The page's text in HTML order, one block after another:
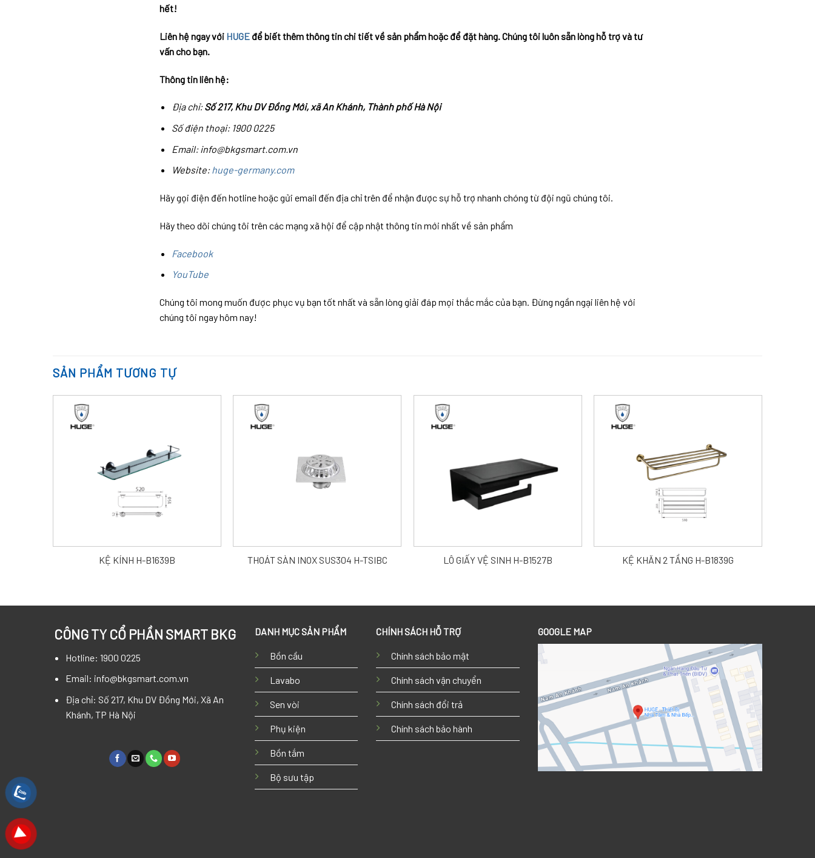
hết!
Liên hệ ngay với HUGEđể biết thêm thông tin chi tiết về sản phẩm hoặc để đặt hàng. Chúng tôi luôn sẵn lòng hỗ trợ và tư
vấn cho bạn.
Thông tin liên hệ:
Địa chỉ:Số 217, Khu DV Đồng Mới, xã An Khánh, Thành phố Hà Nội
Số điện thoại: 1900 0225
Email: info@bkgsmart.com.vn
Website:huge-germany.com
Hãy gọi điện đến hotline hoặc gửi email đến địa chỉ trên để nhận được sự hỗ trợ nhanh chóng từ đội ngũ chúng tôi.
Hãy theo dõi chúng tôi trên các mạng xã hội để cập nhật thông tin mới nhất về sản phẩm
Facebook
YouTube
Chúng tôi mong muốn được phục vụ bạn tốt nhất và sẵn lòng giải đáp mọi thắc mắc của bạn. Đừng ngần ngại liên hệ với
chúng tôi ngay hôm nay!
SẢN PHẨM TƯƠNG TỰ
KỆ KÍNH H-B1639B THOÁT SÀN INOX SUS304 H-TSIBC LÔ GIẤY VỆ SINH H-B1527B KỆ KHĂN 2 TẦNG H-B1839G
CÔNG TY CỔ PHẦN SMART BKG
Hotline: 1900 0225
Email: info@bkgsmart.com.vn
Địa chỉ: Số 217, Khu DV Đồng Mới, Xã An
Khánh, TP Hà Nội
DANH MỤC SẢN PHẨM
Bồn cầu
Lavabo
Sen vòi
Phụ kiện
Bồn tắm
Bộ sưu tập
CHÍNH SÁCH HỖ TRỢ
Chính sách bảo mật
Chính sách vận chuyển
Chính sách đổi trả
Chính sách bảo hành
GOOGLE MAP